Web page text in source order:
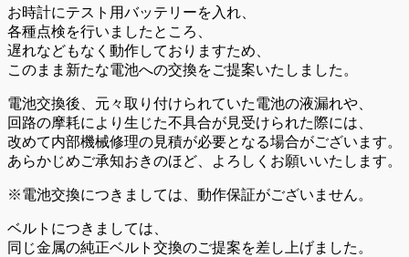
お時計にテスト用バッテリーを入れ、
各種点検を行いましたところ、
遅れなどもなく動作しておりますため、
このまま新たな電池への交換をご提案いたしました。
電池交換後、元々取り付けられていた電池の液漏れや、
回路の摩耗により生じた不具合が見受けられた際には、
改めて内部機械修理の見積が必要となる場合がございます。
あらかじめご承知おきのほど、よろしくお願いいたします。
※電池交換につきましては、動作保証がございません。
ベルトにつきましては、
同じ金属の純正ベルト交換のご提案を差し上げました。